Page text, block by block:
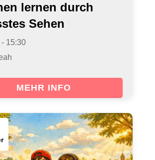
lernen durch
Sehen
15:30
MEHR INFO